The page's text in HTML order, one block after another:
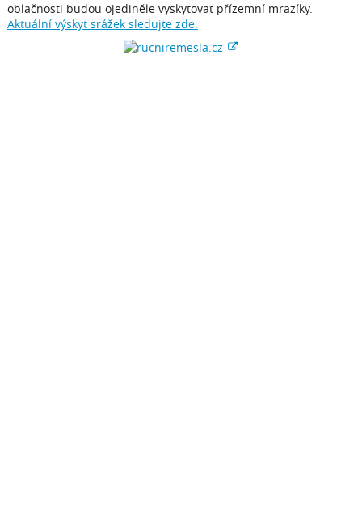
oblačnosti budou ojediněle vyskytovat přízemní mrazíky.
Aktuální výskyt srážek sledujte zde.